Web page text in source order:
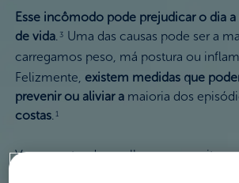
Esse incômodo pode prejudicar o dia a
de vida. 3 Uma das causas pode ser a
carregamos peso, má postura ou
Felizmente, existem medidas que
prevenir ou aliviar amaioria dos
costas. 1
Vamos entender melhor como evitar